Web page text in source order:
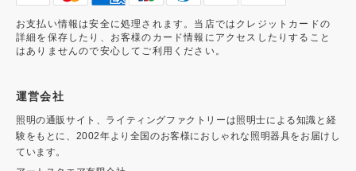
お支払い情報は安全に処理されます。当店ではクレジットカードの
詳細を保存したり、お客様のカード情報にアクセスしたりすること
はありませんので安心してご利用ください。
運営会社
照明の通販サイト、ライティングファクトリーは照明士による知識と経
験をもとに、2002年より全国のお客様におしゃれな照明器具をお届けし
ています。